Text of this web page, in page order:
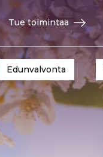
Tue toimintaa
Edunvalvonta